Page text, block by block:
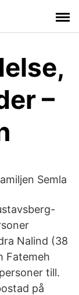
–
Semla
Nalind (38
Fatemeh
till.
på